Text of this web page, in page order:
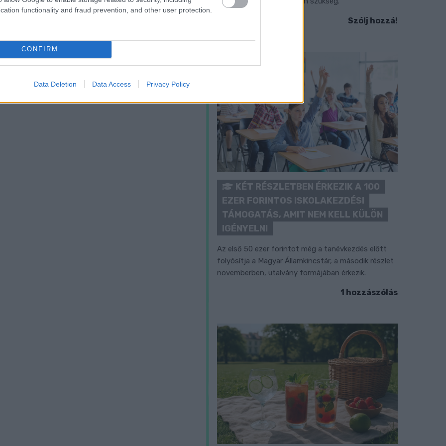
functionality and fraud prevention, and other user protection.
CONFIRM
Data Deletion Data Access Privacy Policy
Szólj hozzá!
KÉT RÉSZLETBEN ÉRKEZIK A 100
EZER FORINTOS ISKOLAKEZDÉSI
TÁMOGATÁS, AMIT NEM KELL KÜLÖN
IGÉNYELNI
Az első 50 ezer forintot még a tanévkezdés előtt
folyósítja a Magyar Államkincstár, a második részlet
novemberben, utalvány formájában érkezik.
1 hozzászólás